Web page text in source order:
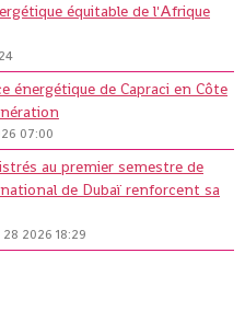
équitable de l'Afrique
énergétique de Capraci en Côte
07:00
au premier semestre de
de Dubaï renforcent sa
2026 18:29